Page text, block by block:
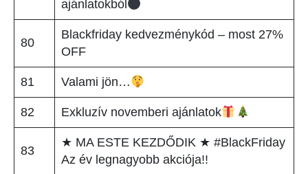
ajánlatokból
80
Blackfriday kedvezménykód – most 27%
OFF
81 Valami jön…
82 Exkluzív novemberi ajánlatok
83
★ MA ESTE KEZDŐDIK ★ #BlackFriday
Az év legnagyobb akciója!!